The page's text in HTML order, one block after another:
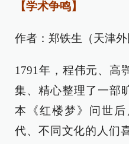
【学术争鸣】
作者：郑铁生（天津外
1791年，程伟元、高
集、精心整理了一部
本《红楼梦》问世
代、不同文化的人们